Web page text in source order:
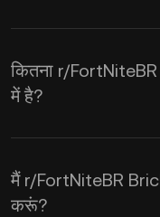
कितना r/
में है?
मैं r/FortNiteBR
करूं?